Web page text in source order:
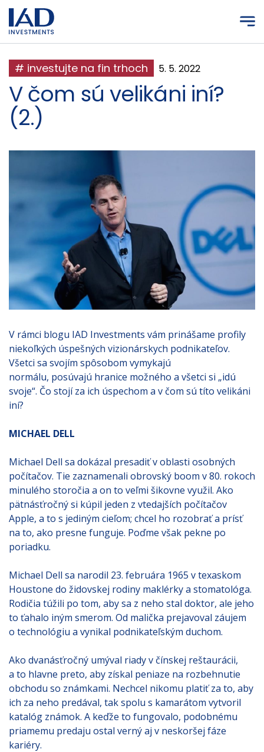
Prejsť na hlavný obsah
# investujte na fin trhoch 5. 5. 2022
V čom sú velikáni iní?
(2.)
V rámci blogu IAD Investments vám prinášame profily
niekoľkých úspešných vizionárskych podnikateľov.
Všetci sa svojím spôsobom vymykajú
normálu, posúvajú hranice možného a všetci si „idú
svoje“. Čo stojí za ich úspechom a v čom sú títo velikáni
iní?
MICHAEL DELL
Michael Dell sa dokázal presadiť v oblasti osobných
počítačov. Tie zaznamenali obrovský boom v 80. rokoch
minulého storočia a on to veľmi šikovne využil. Ako
pätnásťročný si kúpil jeden z vtedajších počítačov
Apple, a to s jediným cieľom; chcel ho rozobrať a prísť
na to, ako presne funguje. Poďme však pekne po
poriadku.
Michael Dell sa narodil 23. februára 1965 v texaskom
Houstone do židovskej rodiny maklérky a stomatológa.
Rodičia túžili po tom, aby sa z neho stal doktor, ale jeho
to ťahalo iným smerom. Od malička prejavoval záujem
o technológiu a vynikal podnikateľským duchom.
Ako dvanásťročný umýval riady v čínskej reštaurácii,
a to hlavne preto, aby získal peniaze na rozbehnutie
obchodu so známkami. Nechcel nikomu platiť za to, aby
ich za neho predával, tak spolu s kamarátom vytvoril
katalóg známok. A keďže to fungovalo, podobnému
priamemu predaju ostal verný aj v neskoršej fáze
kariéry.